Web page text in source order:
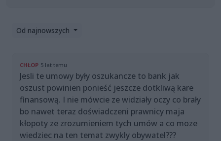
Od najnowszych
CHŁOP 5 lat temu
Jesli te umowy były oszukancze to bank jak
oszust powinien ponieść jeszcze dotkliwą kare
finansową. I nie mówcie ze widziały oczy co brały
bo nawet teraz doświadczeni prawnicy maja
kłopoty ze zrozumieniem tych umów a co moze
wiedziec na ten temat zwykly obywatel???